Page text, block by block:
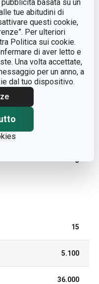
basata su un
tue abitudini di
questi cookie,
Per ulteriori
Politica sui cookie.
di aver letto e
Una volta accettate,
per un anno, a
dal tuo dispositivo.
4FOOD
plastica
sacchetto per alimenti
8592973126518
3
15
5.100
36.000